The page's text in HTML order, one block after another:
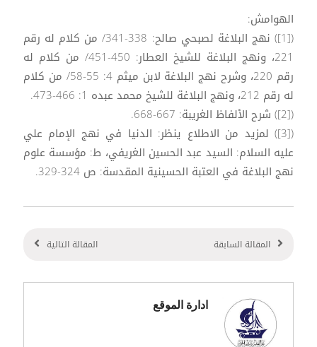
الهوامش:
([1]) نهج البلاغة لصبحي صالح: 338-341/ من كلام له رقم
221، ونهج البلاغة للشيخ العطار: 450-451/ من كلام له
رقم 220، وشرح نهج البلاغة لابن ميثم 4: 55-58/ من كلام
له رقم 212، ونهج البلاغة للشيخ محمد عبده 1: 466-473.
([2]) شرح الألفاظ الغريبة: 667-668.
([3]) لمزيد من الاطلاع ينظر: الدنيا في نهج الإمام علي
عليه السلام: السيد عبد الحسين الغريفي، ط: مؤسسة علوم
نهج البلاغة في العتبة الحسينية المقدسة: ص 324-329.
المقالة السابقة المقالة التالية
ادارة الموقع